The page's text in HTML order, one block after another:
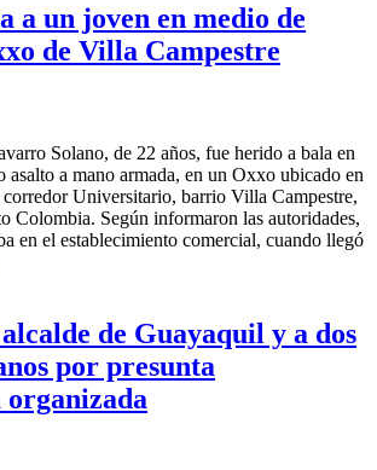
a un joven en medio de
de Villa Campestre
Solano, de 22 años, fue herido a bala en
asalto a mano armada, en un Oxxo ubicado en
Universitario, barrio Villa Campestre,
Colombia. Según informaron las autoridades,
en el establecimiento comercial, cuando llegó
de Guayaquil y a dos
por presunta
organizada